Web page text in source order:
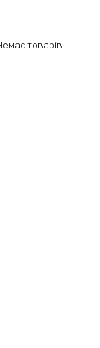
товарів